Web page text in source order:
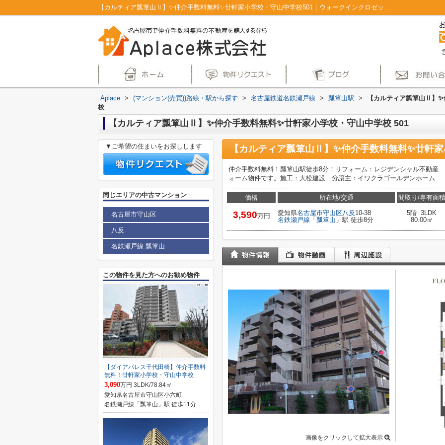
【カルティア瓢箪山Ⅱ】✨️仲介手数料無料✨️廿軒家小学校・守山中学校501｜ウォークインクロゼット 南面バルコニー 駅徒歩10分以内 リフォーム クロゼット｜仲介手数料無料！名古屋市で新築戸建てを探すならAplace
Aplace > (マンション(売買))路線・駅から探す > 名古屋鉄道名鉄瀬戸線 > 瓢箪山駅 >
【カルティア瓢箪山Ⅱ】
校
【カルティア瓢箪山Ⅱ】✨️仲介手数料無料✨️廿軒家小学校・守山中学校 501
【カルティア瓢箪山Ⅱ】✨️仲介手数料無料✨️廿軒
仲介手数料無料！瓢箪山駅徒歩8分！リフォーム：レジデンシャル不動
ォーム物件です。施工：大松建設 分譲主：イワクラゴールデンホーム
価格
3,590万円
所在地/交通
愛知県名古屋市守山区八反 10-38
名鉄瀬戸線 「 瓢箪山 」駅 徒歩8分
間取り/専有面積
5階 3LDK
80.00㎡
画像をクリックして拡大表示
▼ご希望の住まいをお探しします
同じエリアの中古マンション
名古屋市守山区
八反
名鉄瀬戸線 瓢箪山
この物件を見た方へのお勧め物件
【ダイアパレス千代田橋】仲介手数料
無料！廿軒家小学校・守山中学校
3,090万円 3LDK/78.84㎡
愛知県名古屋市守山区小六町
名鉄瀬戸線「瓢箪山」駅 徒歩11分